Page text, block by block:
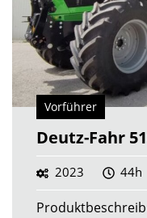
Vorführer
Deutz-Fahr
2023 44h